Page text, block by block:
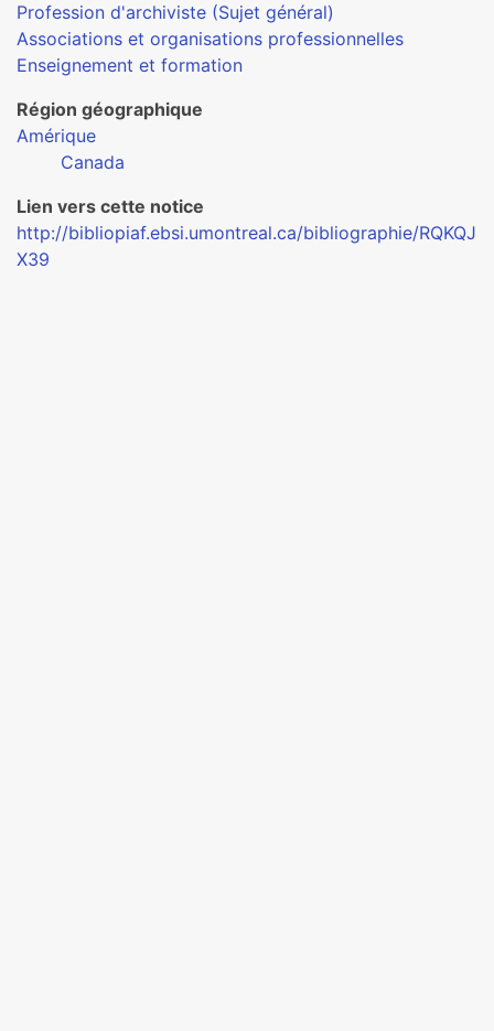
Profession d'archiviste (Sujet général)
Associations et organisations professionnelles
Enseignement et formation
Région géographique
Amérique
Canada
Lien vers cette notice
http://bibliopiaf.ebsi.umontreal.ca/bibliographie/RQKQJ
X39